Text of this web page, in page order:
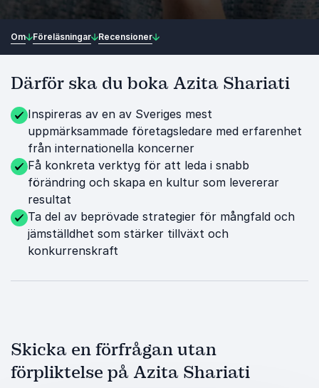
Om Föreläsningar Recensioner
Därför ska du boka Azita Shariati
Inspireras av en av Sveriges mest
uppmärksammade företagsledare med erfarenhet
från internationella koncerner
Få konkreta verktyg för att leda i snabb
förändring och skapa en kultur som levererar
resultat
Ta del av beprövade strategier för mångfald och
jämställdhet som stärker tillväxt och
konkurrenskraft
Skicka en förfrågan utan
förpliktelse på Azita Shariati